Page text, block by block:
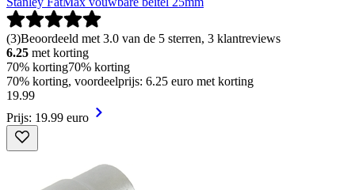
(3)Beoordeeld met 3.0 van de 5 sterren, 3 klantreviews
6.25 met korting
70% korting70% korting
70% korting, voordeelprijs: 6.25 euro met korting
19.99
Prijs: 19.99 euro